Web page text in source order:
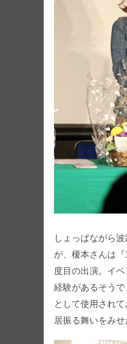
しょっぱながら
が、榎本さんは
度目の出演。イ
経験があるそう
として使用され
居振る舞いをみせ